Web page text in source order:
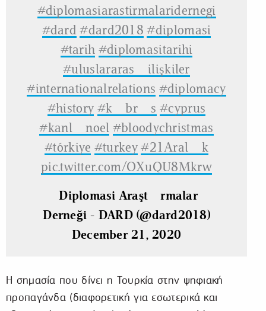
#diplomasiarastirmalaridernegi
#dard #dard2018 #diplomasi
#tarih #diplomasitarihi
#uluslararasıilişkiler
#internationalrelations #diplomacy
#history #kıbrıs #cyprus
#kanlınoel #bloodychristmas
#türkiye #turkey #21Aralık
pic.twitter.com/OXuQU8Mkrw
— Diplomasi Araştırmaları
Derneği - DARD (@dard2018)
December 21, 2020
Η σημασία που δίνει η Τουρκία στην ψηφιακή
προπαγάνδα (διαφορετική για εσωτερικά και